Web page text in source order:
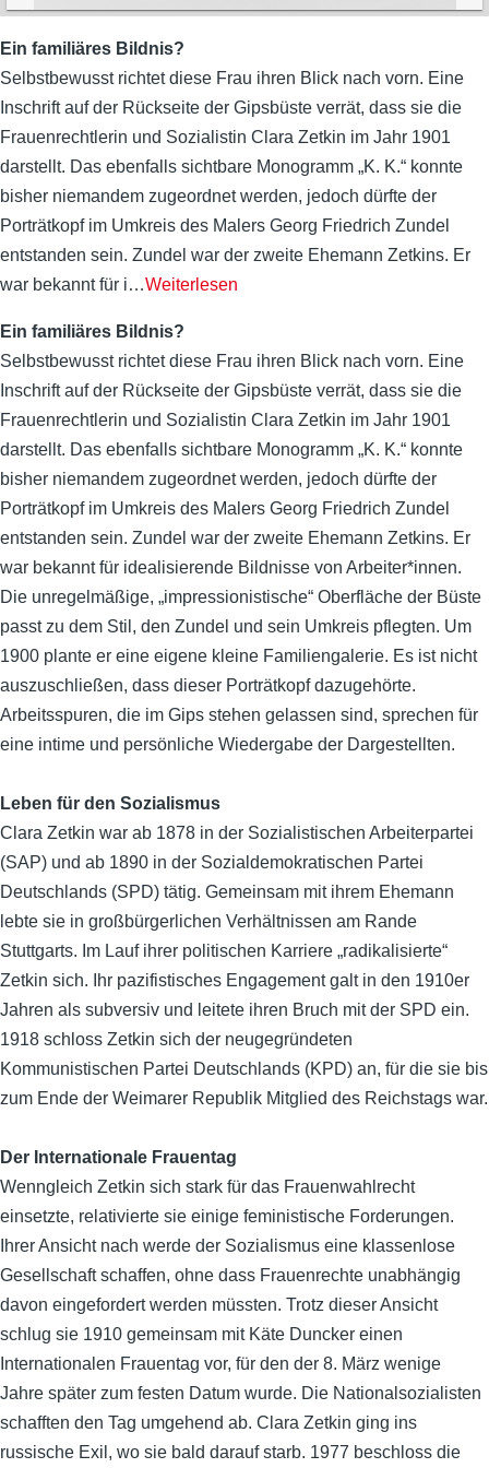
Ein familiäres Bildnis?
Selbstbewusst richtet diese Frau ihren Blick nach vorn. Eine
Inschrift auf der Rückseite der Gipsbüste verrät, dass sie die
Frauenrechtlerin und Sozialistin Clara Zetkin im Jahr 1901
darstellt. Das ebenfalls sichtbare Monogramm „K. K.“ konnte
bisher niemandem zugeordnet werden, jedoch dürfte der
Porträtkopf im Umkreis des Malers Georg Friedrich Zundel
entstanden sein. Zundel war der zweite Ehemann Zetkins. Er
war bekannt für i…Weiterlesen
Ein familiäres Bildnis?
Selbstbewusst richtet diese Frau ihren Blick nach vorn. Eine
Inschrift auf der Rückseite der Gipsbüste verrät, dass sie die
Frauenrechtlerin und Sozialistin Clara Zetkin im Jahr 1901
darstellt. Das ebenfalls sichtbare Monogramm „K. K.“ konnte
bisher niemandem zugeordnet werden, jedoch dürfte der
Porträtkopf im Umkreis des Malers Georg Friedrich Zundel
entstanden sein. Zundel war der zweite Ehemann Zetkins. Er
war bekannt für idealisierende Bildnisse von Arbeiter*innen.
Die unregelmäßige, „impressionistische“ Oberfläche der Büste
passt zu dem Stil, den Zundel und sein Umkreis pflegten. Um
1900 plante er eine eigene kleine Familiengalerie. Es ist nicht
auszuschließen, dass dieser Porträtkopf dazugehörte.
Arbeitsspuren, die im Gips stehen gelassen sind, sprechen für
eine intime und persönliche Wiedergabe der Dargestellten.
Leben für den Sozialismus
Clara Zetkin war ab 1878 in der Sozialistischen Arbeiterpartei
(SAP) und ab 1890 in der Sozialdemokratischen Partei
Deutschlands (SPD) tätig. Gemeinsam mit ihrem Ehemann
lebte sie in großbürgerlichen Verhältnissen am Rande
Stuttgarts. Im Lauf ihrer politischen Karriere „radikalisierte“
Zetkin sich. Ihr pazifistisches Engagement galt in den 1910er
Jahren als subversiv und leitete ihren Bruch mit der SPD ein.
1918 schloss Zetkin sich der neugegründeten
Kommunistischen Partei Deutschlands (KPD) an, für die sie bis
zum Ende der Weimarer Republik Mitglied des Reichstags war.
Der Internationale Frauentag
Wenngleich Zetkin sich stark für das Frauenwahlrecht
einsetzte, relativierte sie einige feministische Forderungen.
Ihrer Ansicht nach werde der Sozialismus eine klassenlose
Gesellschaft schaffen, ohne dass Frauenrechte unabhängig
davon eingefordert werden müssten. Trotz dieser Ansicht
schlug sie 1910 gemeinsam mit Käte Duncker einen
Internationalen Frauentag vor, für den der 8. März wenige
Jahre später zum festen Datum wurde. Die Nationalsozialisten
schafften den Tag umgehend ab. Clara Zetkin ging ins
russische Exil, wo sie bald darauf starb. 1977 beschloss die